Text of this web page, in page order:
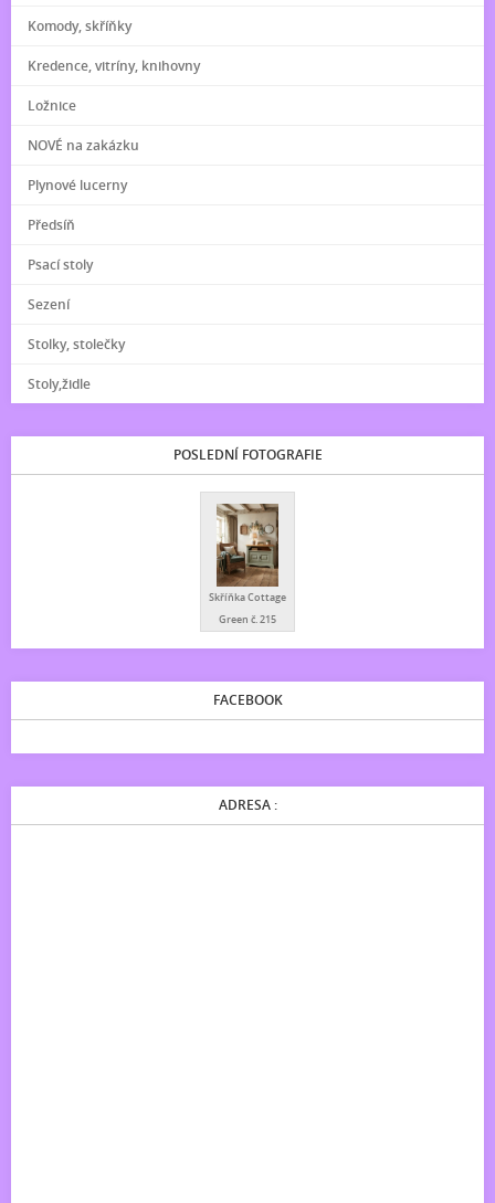
Komody, skříňky
Kredence, vitríny, knihovny
Ložnice
NOVÉ na zakázku
Plynové lucerny
Předsíň
Psací stoly
Sezení
Stolky, stolečky
Stoly,židle
POSLEDNÍ FOTOGRAFIE
Skříňka Cottage
Green č. 215
FACEBOOK
ADRESA :